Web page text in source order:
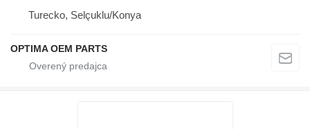
Turecko, Selçuklu/Konya
OPTIMA OEM PARTS